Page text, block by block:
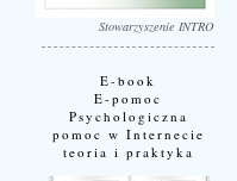
Stowarzyszenie INTRO
E-book
E-pomoc
Psychologiczna
pomoc w Internecie
teoria i praktyka